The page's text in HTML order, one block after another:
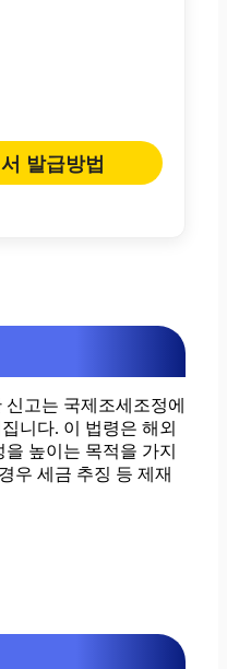
발급방법
고는 국제조세조정에
니다. 이 법령은 해외
높이는 목적을 가지
우 세금 추징 등 제재